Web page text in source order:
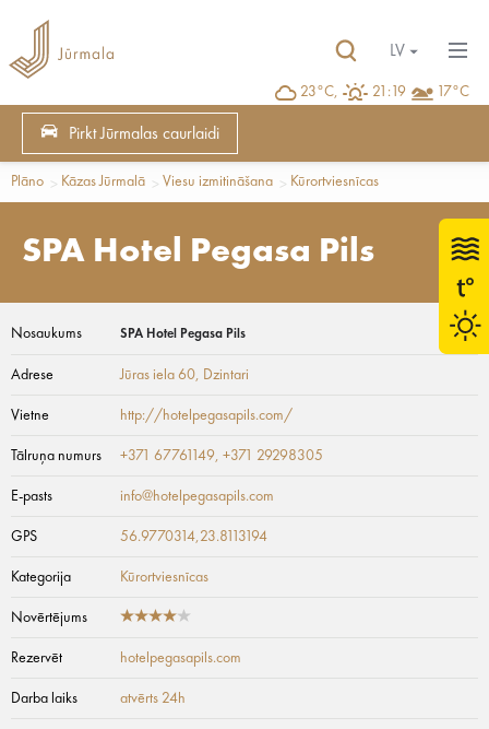
23°C, 21:19 17°C
LV
Pirkt Jūrmalas caurlaidi
Plāno Kāzas Jūrmalā Viesu izmitināšana Kūrortviesnīcas
SPA Hotel Pegasa Pils
Nosaukums SPA Hotel Pegasa Pils
Adrese Jūras iela 60, Dzintari
Vietne http://hotelpegasapils.com/
Tālruņa numurs +371 67761149, +371 29298305
E-pasts info@hotelpegasapils.com
GPS 56.9770314,23.8113194
Kategorija Kūrortviesnīcas
Novērtējums
Rezervēt hotelpegasapils.com
Darba laiks atvērts 24h